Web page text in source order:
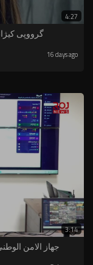
4:27
گرووپی
16 days ago
3:14
جهاز الامن